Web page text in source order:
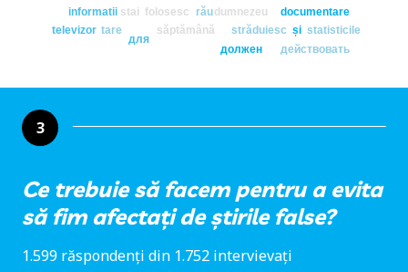
documentare
dumnezeu
folosesc
informatii rău
stai
statisticile
străduiesc
săptămână
tare
televizor și
действовать
для
должен
3
Ce trebuie să facem pentru a evita
să fim afectați de știrile false?
1.599 răspondenți din 1.752 intervievați